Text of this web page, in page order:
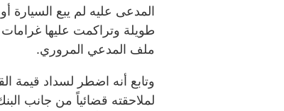
المدعى عليه لم يبع السيارة
طويلة وتراكمت عليها
ملف المدعي المروري.
وتابع أنه اضطر لسداد قيمة
لملاحقته قضائياً من جانب